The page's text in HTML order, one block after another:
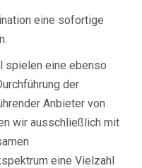
eine sofortige
spielen eine ebenso
der
Anbieter von
wir ausschließlich mit
eine Vielzahl